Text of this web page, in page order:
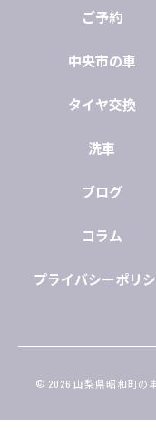
ご予約
中央市の車
タイヤ交換
洗車
ブログ
コラム
プライバシーポリ
© 2026 山梨県昭和町の車